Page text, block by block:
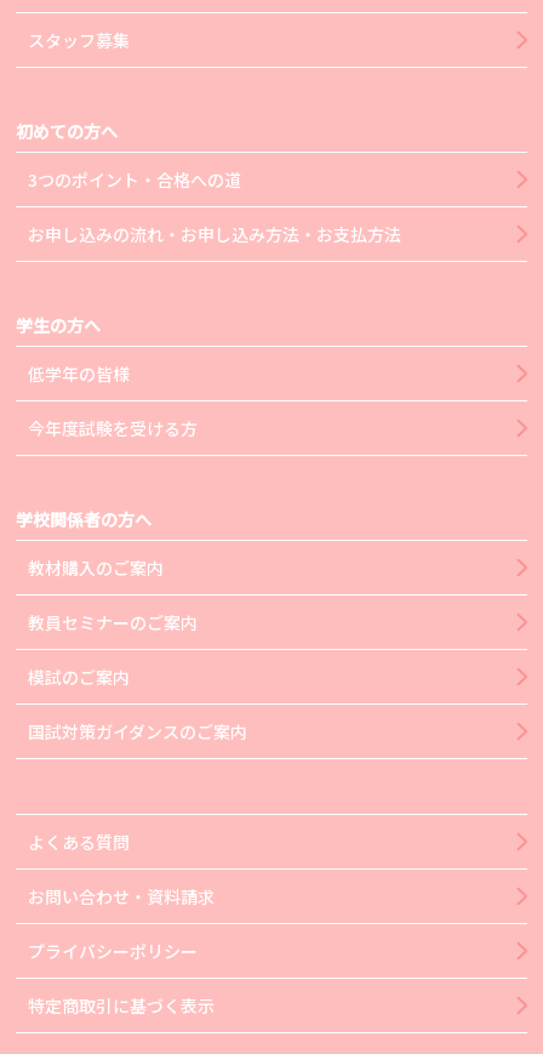
スタッフ募集
初めての方へ
3つのポイント・合格への道
お申し込みの流れ・お申し込み方法・お支払方法
学生の方へ
低学年の皆様
今年度試験を受ける方
学校関係者の方へ
教材購入のご案内
教員セミナーのご案内
模試のご案内
国試対策ガイダンスのご案内
よくある質問
お問い合わせ・資料請求
プライバシーポリシー
特定商取引に基づく表示